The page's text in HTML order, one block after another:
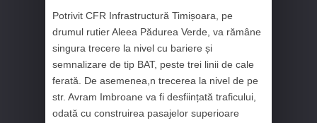
Potrivit CFR Infrastructură Timișoara, pe
drumul rutier Aleea Pădurea Verde, va rămâne
singura trecere la nivel cu bariere și
semnalizare de tip BAT, peste trei linii de cale
ferată. De asemenea,n trecerea la nivel de pe
str. Avram Imbroane va fi desființată traficului,
odată cu construirea pasajelor superioare